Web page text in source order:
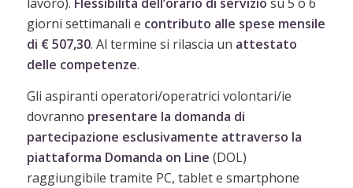
giorni settimanali e contributo alle spese mensile
di € 507,30. Al termine si rilascia un attestato
delle competenze.
Gli aspiranti operatori/operatrici volontari/ie
dovranno presentare la domanda di
partecipazione esclusivamente attraverso la
piattaforma Domanda on Line (DOL)
raggiungibile tramite PC, tablet e smartphone